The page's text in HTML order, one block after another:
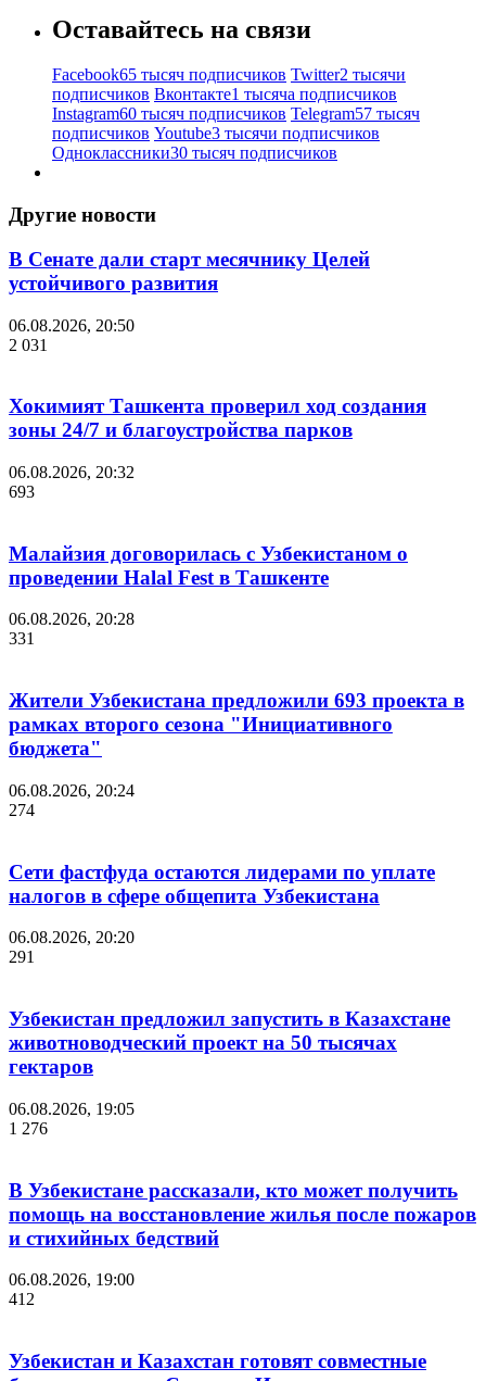
Оставайтесь на связи
Facebook65 тысяч подписчиков Twitter2 тысячи
подписчиков Вконтакте1 тысяча подписчиков
Instagram60 тысяч подписчиков Telegram57 тысяч
подписчиков Youtube3 тысячи подписчиков
Одноклассники30 тысяч подписчиков
Другие новости
В Сенате дали старт месячнику Целей
устойчивого развития
06.08.2026, 20:50
2 031
Хокимият Ташкента проверил ход создания
зоны 24/7 и благоустройства парков
06.08.2026, 20:32
693
Малайзия договорилась с Узбекистаном о
проведении Halal Fest в Ташкенте
06.08.2026, 20:28
331
Жители Узбекистана предложили 693 проекта в
рамках второго сезона "Инициативного
бюджета"
06.08.2026, 20:24
274
Сети фастфуда остаются лидерами по уплате
налогов в сфере общепита Узбекистана
06.08.2026, 20:20
291
Узбекистан предложил запустить в Казахстане
животноводческий проект на 50 тысячах
гектаров
06.08.2026, 19:05
1 276
В Узбекистане рассказали, кто может получить
помощь на восстановление жилья после пожаров
и стихийных бедствий
06.08.2026, 19:00
412
Узбекистан и Казахстан готовят совместные